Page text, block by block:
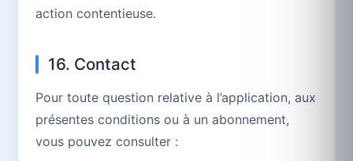
action contentieuse.
16. Contact
Pour toute question relative à l’application, aux
présentes conditions ou à un abonnement,
vous pouvez consulter :